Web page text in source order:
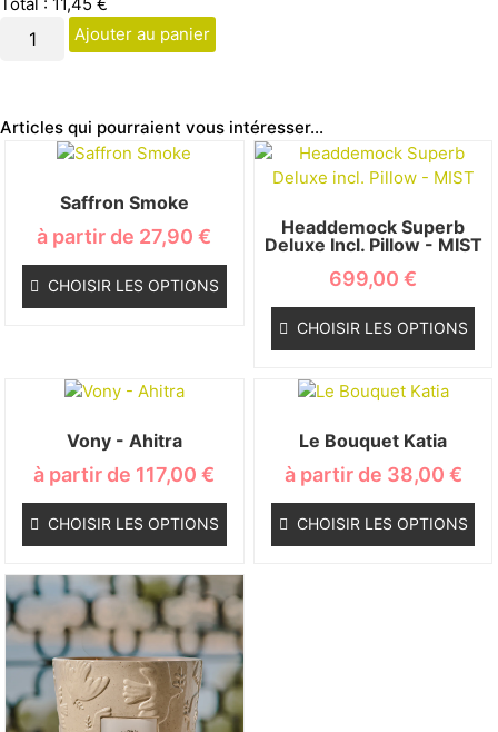
Ajouter au panier
Articles qui pourraient vous intéresser...
Saffron Smoke
à partir de 27,90€
CHOISIR LES OPTIONS
Headdemock Superb
Deluxe Incl. Pillow - MIST
699,00€
CHOISIR LES OPTIONS
Vony - Ahitra
à partir de 117,00€
CHOISIR LES OPTIONS
Le Bouquet Katia
à partir de 38,00 €
CHOISIR LES OPTIONS